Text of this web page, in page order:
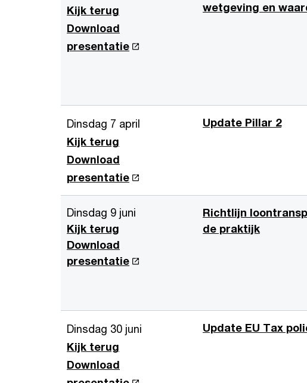
Kijk terug
Download
presentatie
wetgeving en
Dinsdag 7 april
Kijk terug
Download
presentatie
Update Pillar 2
Dinsdag 9 juni
Kijk terug
Download
presentatie
Richtlijn
de praktijk
Dinsdag 30 juni
Kijk terug
Download
Update EU Tax